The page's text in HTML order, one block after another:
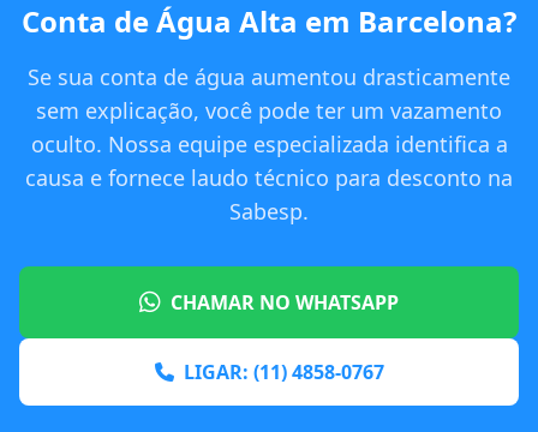
Conta de Água Alta em Barcelona?
Se sua conta de água aumentou drasticamente
sem explicação, você pode ter um vazamento
oculto. Nossa equipe especializada identifica a
causa e fornece laudo técnico para desconto na
Sabesp.
CHAMAR NO WHATSAPP
LIGAR: (11) 4858-0767